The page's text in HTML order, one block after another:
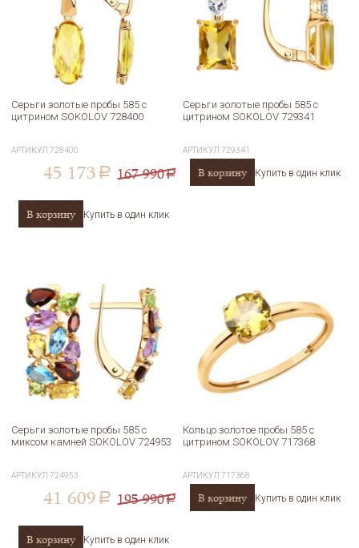
Серьги золотые пробы 585 с
цитрином SOKOLOV 728400
АРТИКУЛ728400
45 173 a 167 990a
В корзину Купить в один клик
Серьги золотые пробы 585 с
цитрином SOKOLOV 729341
АРТИКУЛ729341
В корзину Купить в один клик
Серьги золотые пробы 585 с
миксом камней SOKOLOV 724953
АРТИКУЛ724953
41 609 a 195 990a
В корзину Купить в один клик
Кольцо золотое пробы 585 с
цитрином SOKOLOV 717368
АРТИКУЛ717368
В корзину Купить в один клик